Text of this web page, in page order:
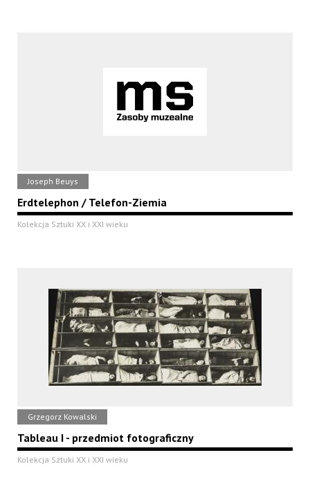
Joseph Beuys
Erdtelephon / Telefon-Ziemia
Kolekcja Sztuki XX i XXI wieku
Grzegorz Kowalski
Tableau I - przedmiot fotograficzny
Kolekcja Sztuki XX i XXI wieku